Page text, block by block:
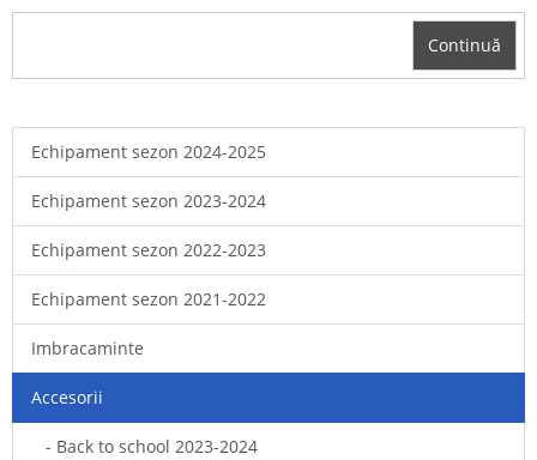
Continuă
Echipament sezon 2024-2025
Echipament sezon 2023-2024
Echipament sezon 2022-2023
Echipament sezon 2021-2022
Imbracaminte
Accesorii
- Back to school 2023-2024